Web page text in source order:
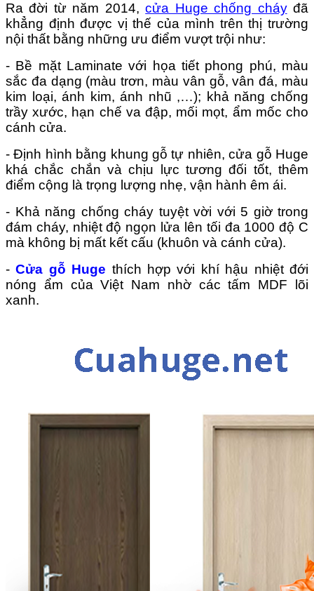
Ra đời từ năm 2014,cửa Huge chống cháyđã
khẳng định được vị thế của mình trên thị trường
nội thất bằng những ưu điểm vượt trội như:
- Bề mặt Laminate với họa tiết phong phú, màu
sắc đa dạng (màu trơn, màu vân gỗ, vân đá, màu
kim loại, ánh kim, ánh nhũ ,…); khả năng chống
trầy xước, hạn chế va đập, mối mọt, ẩm mốc cho
cánh cửa.
- Định hình bằng khung gỗ tự nhiên, cửa gỗ Huge
khá chắc chắn và chịu lực tương đối tốt, thêm
điểm cộng là trọng lượng nhẹ, vận hành êm ái.
- Khả năng chống cháy tuyệt vời với 5 giờ trong
đám cháy, nhiệt độ ngọn lửa lên tối đa 1000 độ C
mà không bị mất kết cấu (khuôn và cánh cửa).
-Cửa gỗ Huge thích hợp với khí hậu nhiệt đới
nóng ẩm của Việt Nam nhờ các tấm MDF lõi
xanh.